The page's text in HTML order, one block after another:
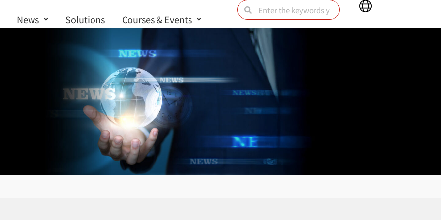
News Solutions Courses & Events
SearchSearch
Main
Menu